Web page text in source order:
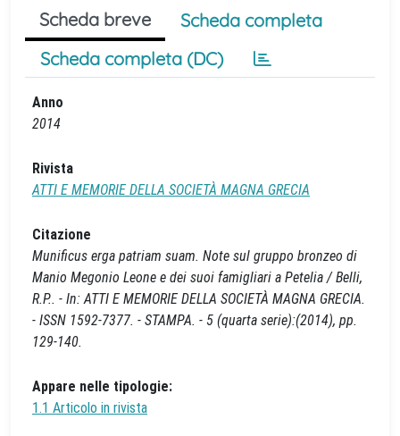
Scheda breve
Scheda completa
Scheda completa (DC)
Anno
2014
Rivista
ATTI E MEMORIE DELLA SOCIETÀ MAGNA GRECIA
Citazione
Munificus erga patriam suam. Note sul gruppo bronzeo di
Manio Megonio Leone e dei suoi famigliari a Petelia / Belli,
R.P.. - In: ATTI E MEMORIE DELLA SOCIETÀ MAGNA GRECIA.
- ISSN 1592-7377. - STAMPA. - 5 (quarta serie):(2014), pp.
129-140.
Appare nelle tipologie:
1.1 Articolo in rivista